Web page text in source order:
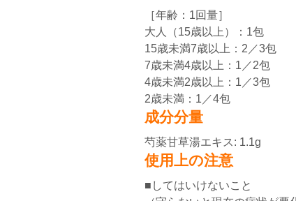
［年齢：1回量］
大人（15歳以上）：1包
15歳未満7歳以上：2／3包
7歳未満4歳以上：1／2包
4歳未満2歳以上：1／3包
2歳未満：1／4包
成分分量
芍薬甘草湯エキス: 1.1g
使用上の注意
■してはいけないこと